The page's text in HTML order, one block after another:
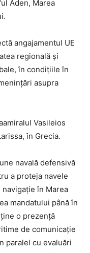
Aden, Marea
angajamentul UE
regională și
în condițiile în
asupra
Vasileios
în Grecia.
navală defensivă
a proteja navele
în Marea
mandatului până în
o prezență
de comunicație
paralel cu evaluări